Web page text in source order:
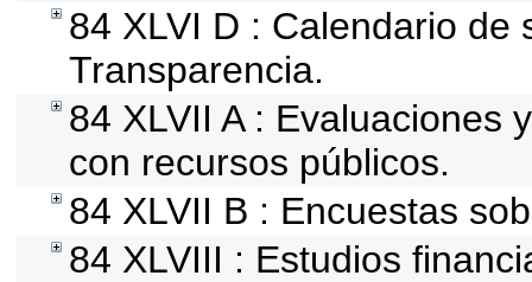
84 XLVI D : Calendario de
Transparencia.
84 XLVII A : Evaluaciones
con recursos públicos.
84 XLVII B : Encuestas
84 XLVIII : Estudios